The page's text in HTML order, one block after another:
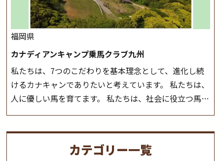
福岡県
カナディアンキャンプ乗馬クラブ九州
私たちは、7つのこだわりを基本理念として、進化し続
けるカナキャンでありたいと考えています。 私たちは、
人に優しい馬を育てます。 私たちは、社会に役立つ馬を
生産します。 私たちは、馬や人々に癒しとなる環境を守
さと魅力を追求します。 私たちは、馬の品種と血統にこ
カテゴリー一覧